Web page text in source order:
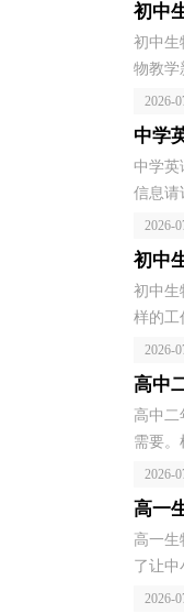
初中
初中生
物教学
2026-
中学
中学英
信息请
2026-
初中
初中生
样的工
2026-
高中
高中二
需要。
2026-
高一
高一生
了让中
2026-